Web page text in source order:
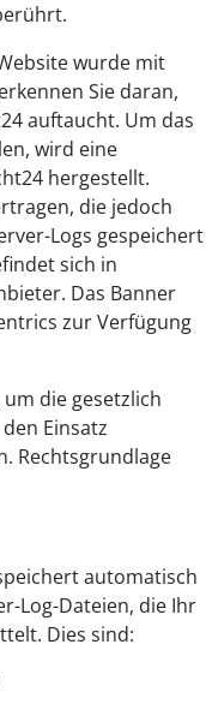
wurde mit
Sie daran,
auftaucht. Um das
wird eine
hergestellt.
die jedoch
Logs gespeichert
sich in
Das Banner
zur Verfügung
die gesetzlich
Einsatz
Rechtsgrundlage
automatisch
Log-Dateien, die Ihr
Dies sind: